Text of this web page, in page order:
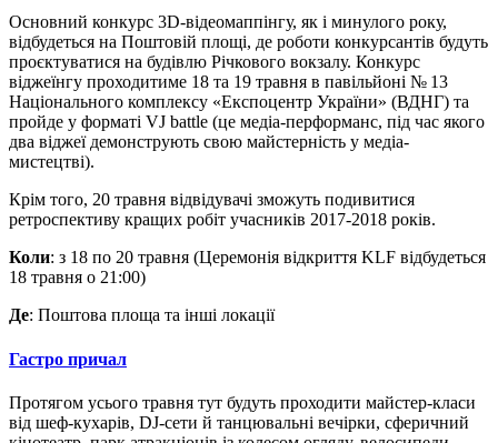
Основний конкурс 3D-відеомаппінгу, як і минулого року,
відбудеться на Поштовій площі, де роботи конкурсантів будуть
проєктуватися на будівлю Річкового вокзалу. Конкурс
віджеїнгу проходитиме 18 та 19 травня в павільйоні № 13
Національного комплексу «Експоцентр України» (ВДНГ) та
пройде у форматі VJ battle (це медіа-перформанс, під час якого
два віджеї демонструють свою майстерність у медіа-
мистецтві).
Крім того, 20 травня відвідувачі зможуть подивитися
ретроспективу кращих робіт учасників 2017-2018 років.
Коли: з 18 по 20 травня (Церемонія відкриття KLF відбудеться
18 травня о 21:00)
Де: Поштова площа та інші локації
Гастро причал
Протягом усього травня тут будуть проходити майстер-класи
від шеф-кухарів, DJ-сети й танцювальні вечірки, сферичний